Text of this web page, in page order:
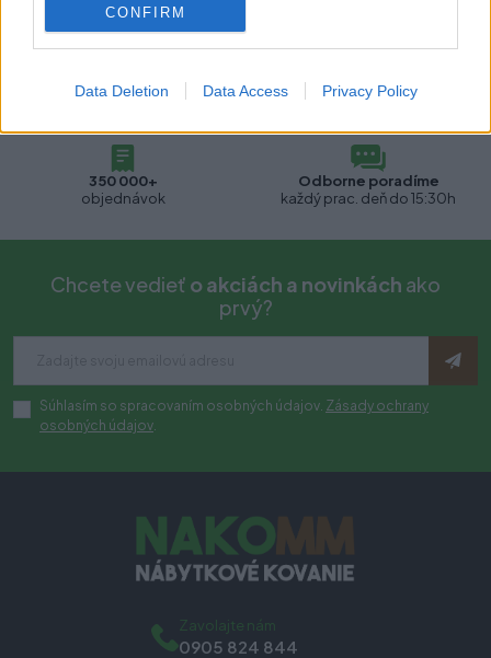
CONFIRM
Data Deletion Data Access Privacy Policy
Doprava zdarma
2500+
350 000+
objednávok
Odborne poradíme
každý prac. deň do 15:30h
Chcete vedieť o akciách a novinkách ako
prvý?
Súhlasím so spracovaním osobných údajov. Zásady ochrany
osobných údajov
Zavolajte nám
0905 824 844